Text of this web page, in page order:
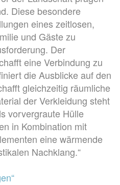
Diese besondere
eines zeitlosen,
und Gäste zu
Der
eine Verbindung zu
die Ausblicke auf den
gleichzeitig räumliche
der Verkleidung steht
vorvergraute Hülle
in Kombination mit
eine wärmende
Nachklang.“